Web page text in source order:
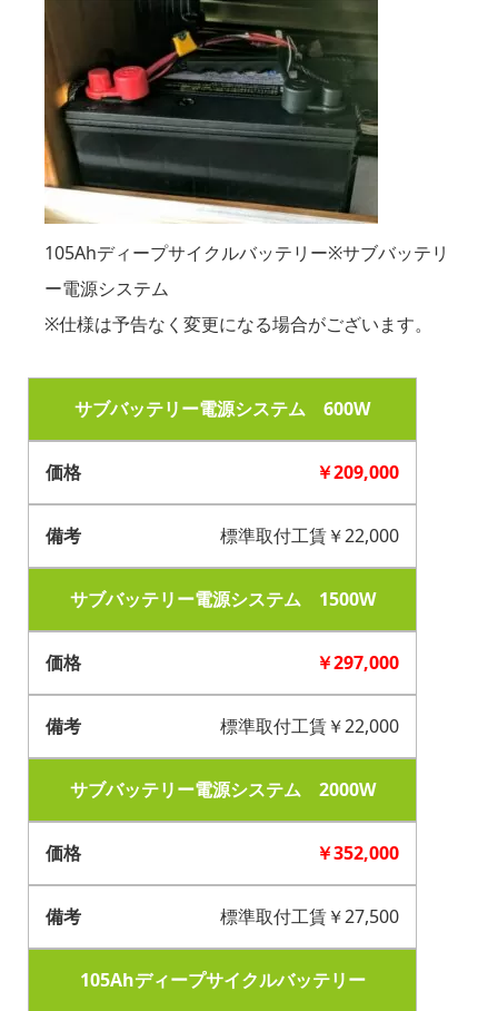
105Ahディープサイクルバッテリー※サブバッテリ
ー電源システム
※仕様は予告なく変更になる場合がございます。
サブバッテリー電源システム 600W
￥209,000
標準取付工賃￥22,000
サブバッテリー電源システム 1500W
￥297,000
標準取付工賃￥22,000
サブバッテリー電源システム 2000W
￥352,000
標準取付工賃￥27,500
105Ahディープサイクルバッテリー